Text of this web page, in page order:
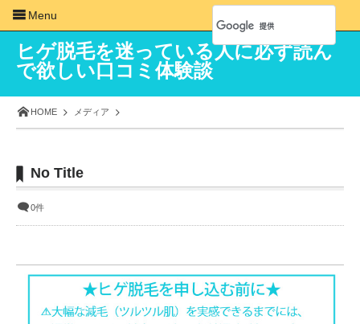
ヒゲ脱毛を迷っている人に必ず読ん
で欲しい口コミ体験談
HOME メディア
No Title
0件
Menu